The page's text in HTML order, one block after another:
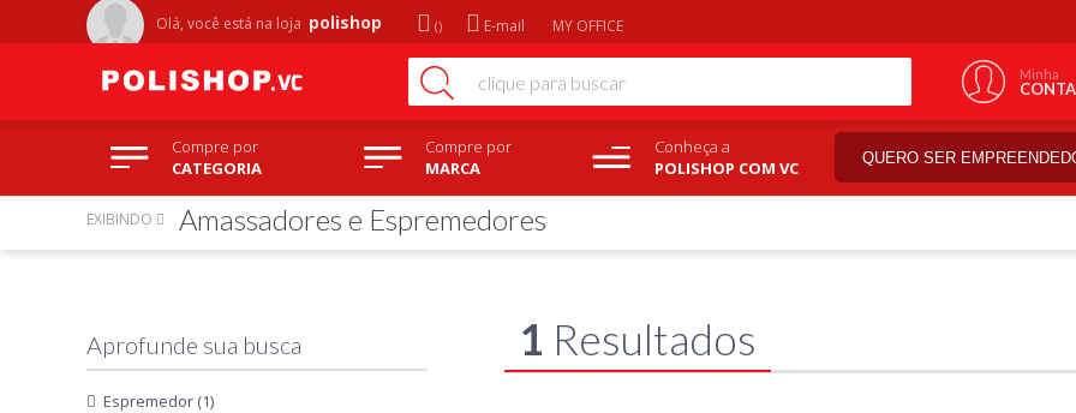
Olá, você está na loja polishop E-mail MY OFFICE
Minha
CONTA
Compre por
CATEGORIA
Compre por
MARCA
Conheça a
POLISHOP COM VC
QUERO SER
Espremedor (1)
EXIBINDO Amassadores e Espremedores
1 Resultados